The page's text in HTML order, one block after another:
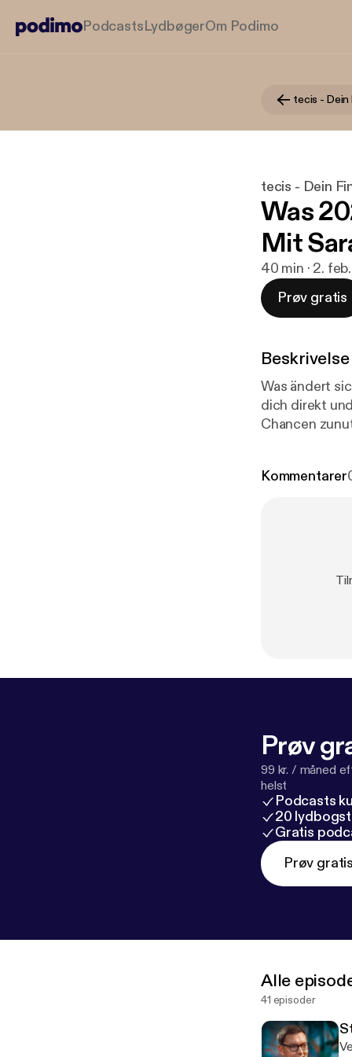
PodcastsLydbøgerOm Podimo
tecis -
tecis - Dein
Was
Mit
40 min · 2.
Prøv gratis
Beskrivelse
Was ändert
dich direkt
Chancen
Kommentarer
Prøv
99 kr. / måned
helst
Podcasts
20
Gratis
Prøv gratis
Alle
41 episoder